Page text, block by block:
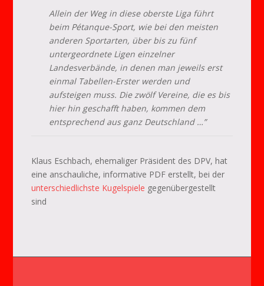
Allein der Weg in diese oberste Liga führt
beim Pétanque-Sport, wie bei den meisten
anderen Sportarten, über bis zu fünf
untergeordnete Ligen einzelner
Landesverbände, in denen man jeweils erst
einmal Tabellen-Erster werden und
aufsteigen muss. Die zwölf Vereine, die es bis
hier hin geschafft haben, kommen dem
entsprechend aus ganz Deutschland …”
Klaus Eschbach, ehemaliger Präsident des DPV, hat
eine anschauliche, informative PDF erstellt, bei der
unterschiedlichste Kugelspiele gegenübergestellt
sind